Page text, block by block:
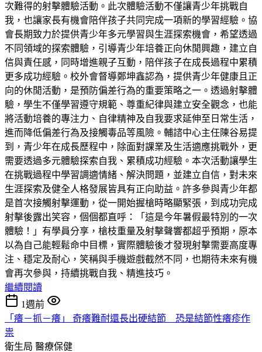
次難得的射擊體驗活動。此次體驗活動不僅讓青少年挑戰自
我，也讓家長有機會陪伴孩子共同完成一項新的學習經驗。協
會長期致力於提供青少年多元學習與生涯探索機會，希望透過
不同領域的探索體驗，引導青少年培養正向休閒興趣，建立自
信與責任感，同時增進親子互動，陪伴孩子在成長過程中累積
更多成功經驗。校外會督導鄭坤鑫認為，提供青少年健康且正
向的休閒活動，是預防偏差行為的重要策略之一。透過射擊體
驗，學生不僅學習遵守規範、尊重紀律與建立安全觀念，也能
將活動培養的專注力、自律精神及自我要求延伸至日常生活，
進而降低偏差行為及接觸毒品等風險。輔諮中心主任陳谷易提
到，青少年在成長歷程中，除面對課業及生活適應挑戰外，更
需要透過多元體驗探索自我、累積成功經驗。本次活動讓學生
在挑戰過程中學習調適情緒、解決問題，並建立自信，對未來
生涯探索及健全人格發展皆具有正向助益。許多參與青少年都
是首次接觸射擊運動，從一開始握槍時略顯緊張，到成功完成
射擊後露出笑容，個個都直呼：「這是今年暑假最特別的一次
體驗！」有學員分享，槍枝重量及射擊聲響都超乎預期，原本
以為自己能輕鬆命中目標，實際體驗後才發現射擊需要高度專
注、穩定及耐心，笑稱與手機遊戲截然不同，也期待未來有機
會再次參與，持續挑戰自我、精進技巧。
繼續閱讀
1週前
「癢－抓－癢」 奇癢難耐還長出硬結節 恐是結節性癢疹作
祟
衛生局 醫療保健